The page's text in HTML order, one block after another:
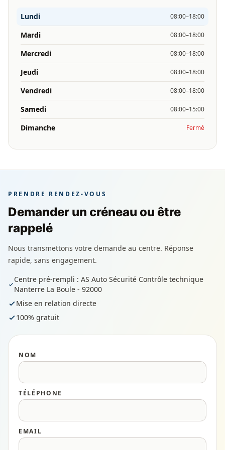
Lundi 08:00–18:00
Mardi 08:00–18:00
Mercredi 08:00–18:00
Jeudi 08:00–18:00
Vendredi 08:00–18:00
Samedi 08:00–15:00
Dimanche Fermé
PRENDRE RENDEZ-VOUS
Demander un créneau ou être
rappelé
Nous transmettons votre demande au centre. Réponse
rapide, sans engagement.
Centre pré-rempli : AS Auto Sécurité Contrôle technique
Nanterre La Boule - 92000
Mise en relation directe
100% gratuit
NOM
TÉLÉPHONE
EMAIL